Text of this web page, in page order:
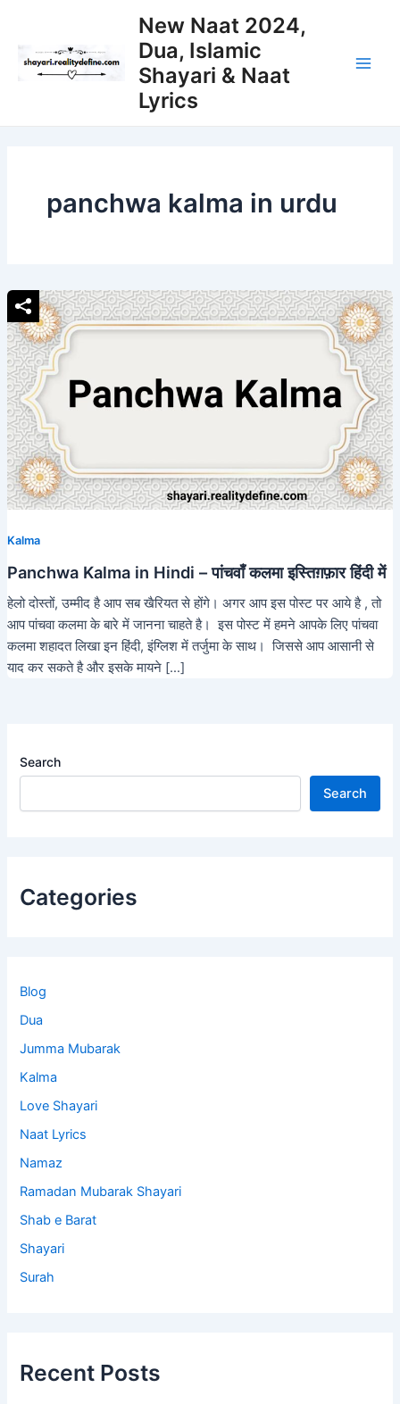
content
New Naat 2024,
Dua, Islamic
Shayari & Naat
Lyrics
panchwa kalma in urdu
Kalma
Panchwa Kalma in Hindi – पांचवाँ कलमा इस्तिग़फ़ार हिंदी में
हेलो दोस्तों, उम्मीद है आप सब खैरियत से होंगे। अगर आप इस पोस्ट पर आये है , तो
आप पांचवा कलमा के बारे में जानना चाहते है। इस पोस्ट में हमने आपके लिए पांचवा
कलमा शहादत लिखा इन हिंदी, इंग्लिश में तर्जुमा के साथ। जिससे आप आसानी से
याद कर सकते है और इसके मायने […]
Search
Search
Categories
Blog
Dua
Jumma Mubarak
Kalma
Love Shayari
Naat Lyrics
Namaz
Ramadan Mubarak Shayari
Shab e Barat
Shayari
Surah
Recent Posts